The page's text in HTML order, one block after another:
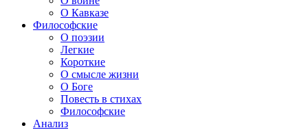
О Кавказе
Философские
О поэзии
Легкие
Короткие
О смысле жизни
О Боге
Повесть в стихах
Философские
Анализ